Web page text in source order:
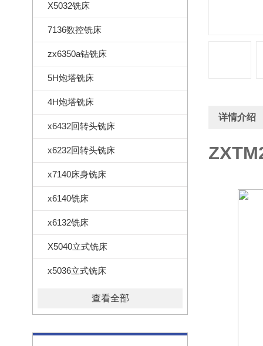
X5032铣床
7136数控铣床
zx6350a钻铣床
5H炮塔铣床
4H炮塔铣床
x6432回转头铣床
x6232回转头铣床
x7140床身铣床
x6140铣床
x6132铣床
X5040立式铣床
x5036立式铣床
查看全部
详情介绍